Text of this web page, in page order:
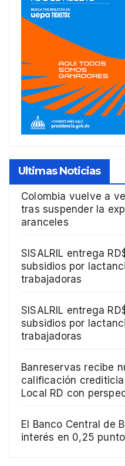
Ultimas Noticias
Colombia vuelve a
tras suspender la
aranceles
SISALRIL entrega
subsidios por
trabajadoras
SISALRIL entrega
subsidios por
trabajadoras
Banreservas recibe
calificación crediticia
Local RD con
El Banco Central de
interés en 0,25